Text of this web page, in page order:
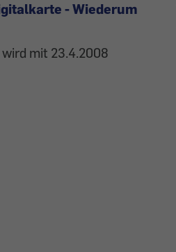
- Wiederum
mit 23.4.2008